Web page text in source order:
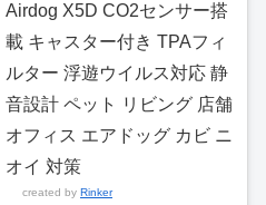
Airdog X5D CO2センサー搭
載 キャスター付き TPAフィ
ルター 浮遊ウイルス対応 静
音設計 ペット リビング 店舗
オフィス エアドッグ カビ ニ
オイ 対策
created by Rinker